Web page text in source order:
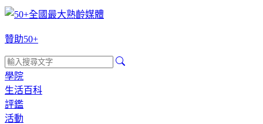
贊助50+
學院
生活百科
評鑑
活動